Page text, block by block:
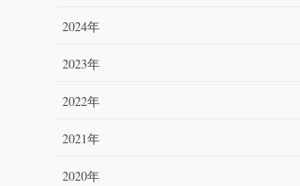
2024年
2023年
2022年
2021年
2020年